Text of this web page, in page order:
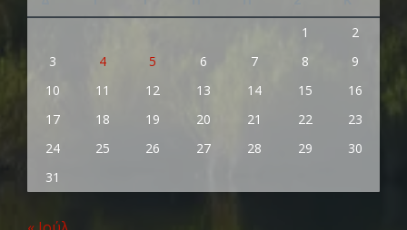
1
2
3
4 5 6 7 8
9
10
11 12 13 14 15
16
17
18 19 20 21 22
23
24
25 26 27 28 29
30
31